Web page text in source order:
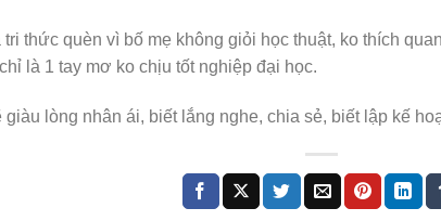
tri thức quèn vì bố mẹ không giỏi học thuật, ko thích
là 1 tay mơ ko chịu tốt nghiệp đại học.
lòng nhân ái, biết lắng nghe, chia sẻ, biết lập kế